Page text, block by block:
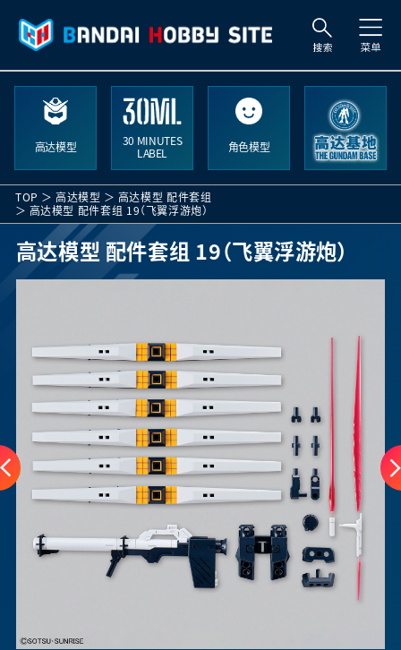
高达模型
30 MINUTES
LABEL
角色模型
TOP 高达模型
高达模型 配件套组
高达模型 配件套组 19（飞翼浮游炮）
高达模型 配件套组 19（飞翼浮游炮）